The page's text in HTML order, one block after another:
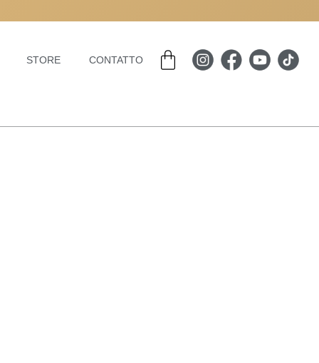
STORE CONTATTO Carrello